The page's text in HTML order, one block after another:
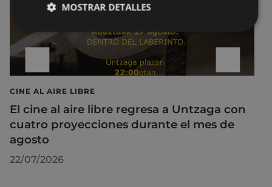
CINE AL AIRE LIBRE
El cine al aire libre regresa a Untzaga con
cuatro proyecciones durante el mes de
agosto
22/07/2026
MOSTRAR DETALLES